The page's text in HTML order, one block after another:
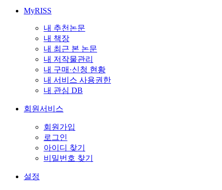
MyRISS
내 추천논문
내 책장
내 최근 본 논문
내 저작물관리
내 구매·신청 현황
내 서비스 사용권한
내 관심 DB
회원서비스
회원가입
로그인
아이디 찾기
비밀번호 찾기
설정